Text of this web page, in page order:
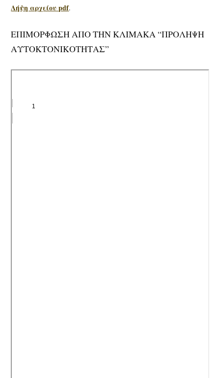
Λήψη αρχείου pdf.
ΕΠΙΜΟΡΦΩΣΗ ΑΠΟ ΤΗΝ ΚΛΙΜΑΚΑ “ΠΡΟΛΗΨΗ
ΑΥΤΟΚΤΟΝΙΚΟΤΗΤΑΣ”